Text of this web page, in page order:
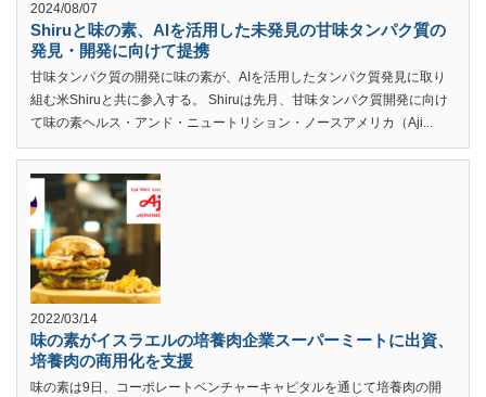
2024/08/07
Shiruと味の素、AIを活用した未発見の甘味タンパク質の
発見・開発に向けて提携
甘味タンパク質の開発に味の素が、AIを活用したタンパク質発見に取り
組む米Shiruと共に参入する。 Shiruは先月、甘味タンパク質開発に向け
て味の素ヘルス・アンド・ニュートリション・ノースアメリカ（Aji...
2022/03/14
味の素がイスラエルの培養肉企業スーパーミートに出資、
培養肉の商用化を支援
味の素は9日、コーポレートベンチャーキャピタルを通じて培養肉の開